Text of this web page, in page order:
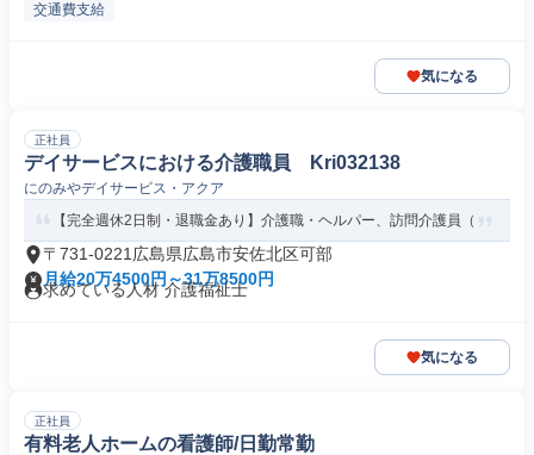
交通費支給
気になる
正社員
デイサービスにおける介護職員 Kri032138
にのみやデイサービス・アクア
【完全週休2日制・退職金あり】介護職・ヘルパー、訪問介護員（
〒731-0221広島県広島市安佐北区可部
月給20万4500円～31万8500円
求めている人材 介護福祉士
気になる
正社員
有料老人ホームの看護師/日勤常勤